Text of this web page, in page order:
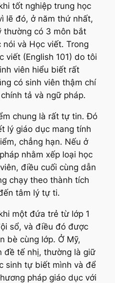
tốt nghiệp trung học
lẽ đó, ở năm thứ nhất,
thường có 3 môn bắt
và Học viết. Trong
viết (English 101) do tôi
viên hiểu biết rất
có sinh viên thậm chí
tả và ngữ pháp.
chung là rất tự tin. Đó
lý giáo dục mang tính
chẳng hạn. Nếu ở
nhằm xếp loại học
điều cuối cùng dẫn
chạy theo thành tích
tâm lý tự ti.
một đứa trẻ từ lớp 1
sổ, và điều đó được
bè cùng lớp. Ở Mỹ,
đề tế nhị, thường là giữ
sinh tự biết mình và để
pháp giáo dục với